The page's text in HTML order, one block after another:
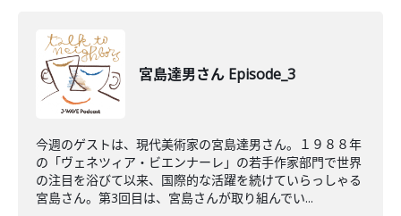
宮島達男さん Episode_3
今週のゲストは、現代美術家の宮島達男さん。１９８８年
の「ヴェネツィア・ビエンナーレ」の若手作家部門で世界
の注目を浴びて以来、国際的な活躍を続けていらっしゃる
宮島さん。第3回目は、宮島さんが取り組んでい...